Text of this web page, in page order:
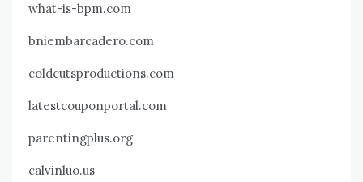
what-is-bpm.com
bniembarcadero.com
coldcutsproductions.com
latestcouponportal.com
parentingplus.org
calvinluo.us